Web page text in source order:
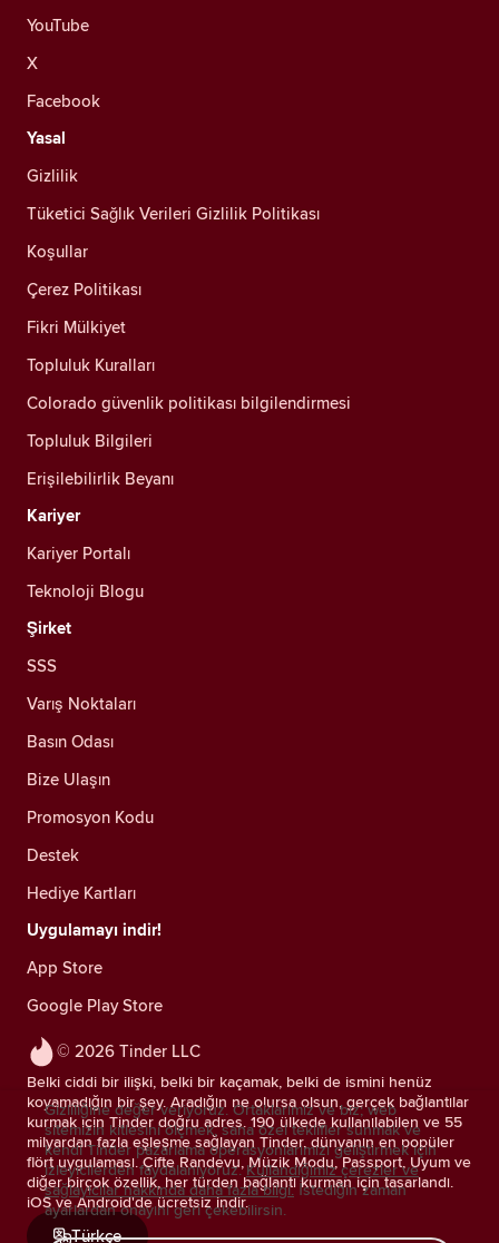
© 2026 Tinder LLC
Belki ciddi bir ilişki, belki bir kaçamak, belki de ismini henüz
koyamadığın bir şey. Aradığın ne olursa olsun, gerçek bağlantılar
kurmak için Tinder doğru adres. 190 ülkede kullanılabilen ve 55
milyardan fazla eşleşme sağlayan Tinder, dünyanın en popüler
flört uygulaması. Çifte Randevu, Müzik Modu, Passport, Uyum ve
diğer birçok özellik, her türden bağlantı kurman için tasarlandı.
iOS ve Android'de ücretsiz indir.
Türkçe
YouTube
X
Facebook
Yasal
Gizlilik
Tüketici Sağlık Verileri Gizlilik Politikası
Koşullar
Çerez Politikası
Fikri Mülkiyet
Topluluk Kuralları
Colorado güvenlik politikası bilgilendirmesi
Topluluk Bilgileri
Erişilebilirlik Beyanı
Kariyer
Kariyer Portalı
Teknoloji Blogu
Şirket
SSS
Varış Noktaları
Basın Odası
Bize Ulaşın
Promosyon Kodu
Destek
Hediye Kartları
Uygulamayı indir!
App Store
Google Play Store
Gizliliğine değer veriyoruz. Ortaklarımız ve biz; web
sitemizin kitlesini ölçmek, sana özel teklifler sunmak ve
kendi Tinder pazarlama operasyonlarımızı geliştirmek için
izleyicilerden faydalanıyoruz. Kullandığımız çerezler ve
sağlayıcılar hakkında daha fazla bilgi. İstediğin zaman
ayarlardan onayını geri çekebilirsin.